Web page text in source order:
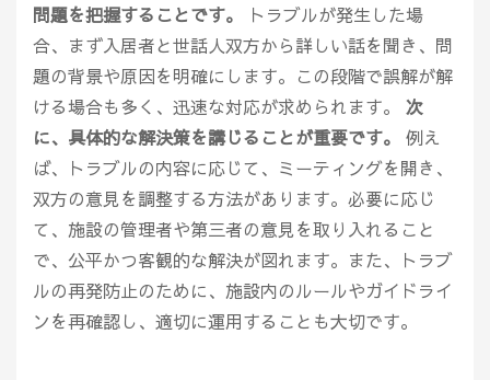
問題を把握することです。
トラブルが発生した場
合、まず入居者と世話人双方から詳しい話を聞き、問
題の背景や原因を明確にします。この段階で誤解が解
ける場合も多く、迅速な対応が求められます。 次
に、具体的な解決策を講じることが重要です。
例え
ば、トラブルの内容に応じて、ミーティングを開き、
双方の意見を調整する方法があります。必要に応じ
て、施設の管理者や第三者の意見を取り入れること
で、公平かつ客観的な解決が図れます。また、トラブ
ルの再発防止のために、施設内のルールやガイドライ
ンを再確認し、適切に運用することも大切です。